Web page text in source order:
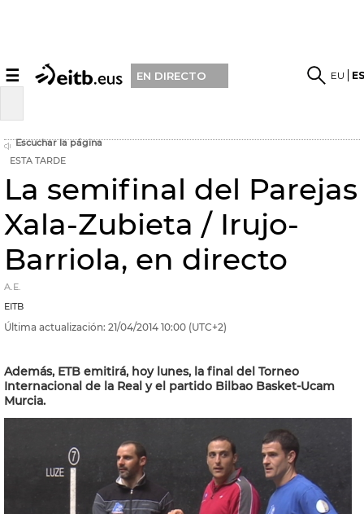
☰ EN DIRECTO EU
Escuchar la página
ESTA TARDE
La semifinal del Parejas
Xala-Zubieta / Irujo-
Barriola, en directo
A.E.
EITB
Última actualización: 21/04/2014 10:00 (UTC+2)
Además, ETB emitirá, hoy lunes, la final del Torneo
Internacional de la Real y el partido Bilbao Basket-Ucam
Murcia.